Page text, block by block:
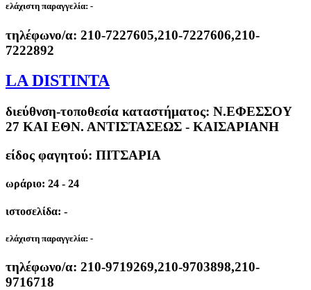
ελάχιστη παραγγελία: -
τηλέφωνο/α: 210-7227605,210-7227606,210-
7222892
LA DISTINTA
διεύθνση-τοποθεσία καταστήματος: Ν.ΕΦΕΣΣΟΥ
27 ΚΑΙ ΕΘΝ. ΑΝΤΙΣΤΑΣΕΩΣ - ΚΑΙΣΑΡΙΑΝΗ
είδος φαγητού: ΠΙΤΣΑΡΙΑ
ωράριο: 24 - 24
ιστοσελίδα: -
ελάχιστη παραγγελία: -
τηλέφωνο/α: 210-9719269,210-9703898,210-
9716718